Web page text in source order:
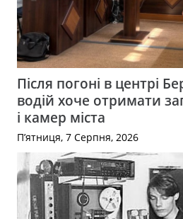
Після погоні в центрі
водій хоче отримати
і камер міста
П’ятниця, 7 Серпня, 2026